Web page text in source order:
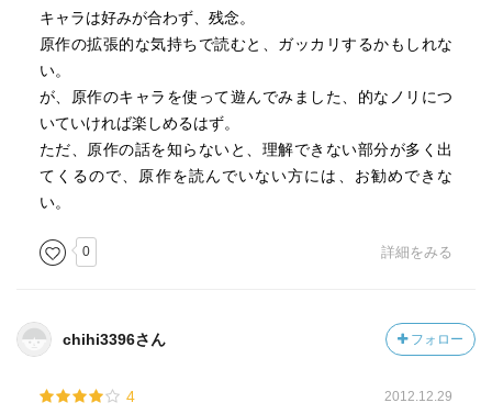
キャラは好みが合わず、残念。
原作の拡張的な気持ちで読むと、ガッカリするかもしれな
い。
が、原作のキャラを使って遊んでみました、的なノリにつ
いていければ楽しめるはず。
ただ、原作の話を知らないと、理解できない部分が多く出
てくるので、原作を読んでいない方には、お勧めできな
い。
0 詳細をみる
chihi3396さん フォロー
4 2012.12.29